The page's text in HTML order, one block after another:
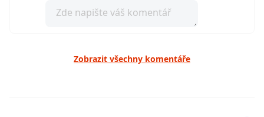
Zobrazit všechny komentáře